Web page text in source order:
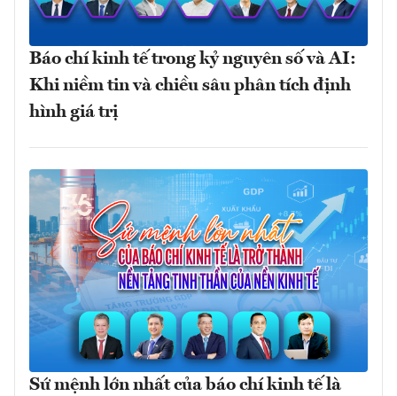
Báo chí kinh tế trong kỷ nguyên số và AI:
Khi niềm tin và chiều sâu phân tích định
hình giá trị
Sứ mệnh lớn nhất của báo chí kinh tế là